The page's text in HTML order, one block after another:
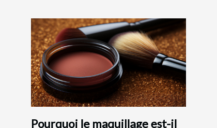
Pourquoi le maquillage est-il